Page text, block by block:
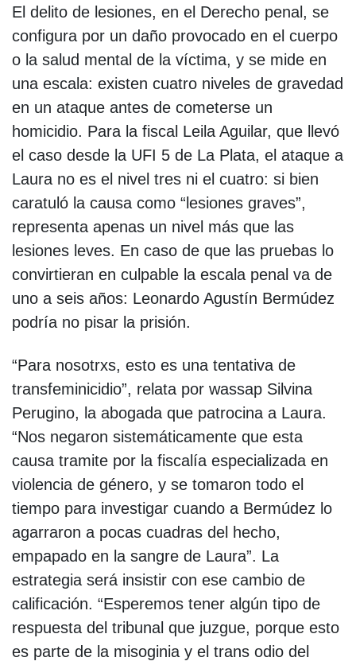
El delito de lesiones, en el Derecho penal, se
configura por un daño provocado en el cuerpo
o la salud mental de la víctima, y se mide en
una escala: existen cuatro niveles de gravedad
en un ataque antes de cometerse un
homicidio. Para la fiscal Leila Aguilar, que llevó
el caso desde la UFI 5 de La Plata, el ataque a
Laura no es el nivel tres ni el cuatro: si bien
caratuló la causa como “lesiones graves”,
representa apenas un nivel más que las
lesiones leves. En caso de que las pruebas lo
convirtieran en culpable la escala penal va de
uno a seis años: Leonardo Agustín Bermúdez
podría no pisar la prisión.
“Para nosotrxs, esto es una tentativa de
transfeminicidio”, relata por wassap Silvina
Perugino, la abogada que patrocina a Laura.
“Nos negaron sistemáticamente que esta
causa tramite por la fiscalía especializada en
violencia de género, y se tomaron todo el
tiempo para investigar cuando a Bermúdez lo
agarraron a pocas cuadras del hecho,
empapado en la sangre de Laura”. La
estrategia será insistir con ese cambio de
calificación. “Esperemos tener algún tipo de
respuesta del tribunal que juzgue, porque esto
es parte de la misoginia y el trans odio del